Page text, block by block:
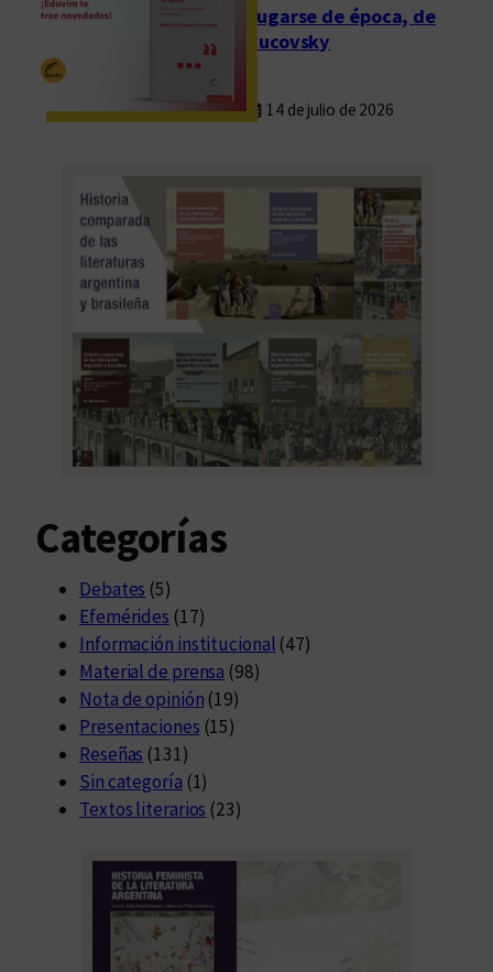
Fugarse de época, de
Rucovsky
14 de julio de 2026
Categorías
Debates (5)
Efemérides (17)
Información institucional (47)
Material de prensa (98)
Nota de opinión (19)
Presentaciones (15)
Reseñas (131)
Sin categoría (1)
Textos literarios (23)